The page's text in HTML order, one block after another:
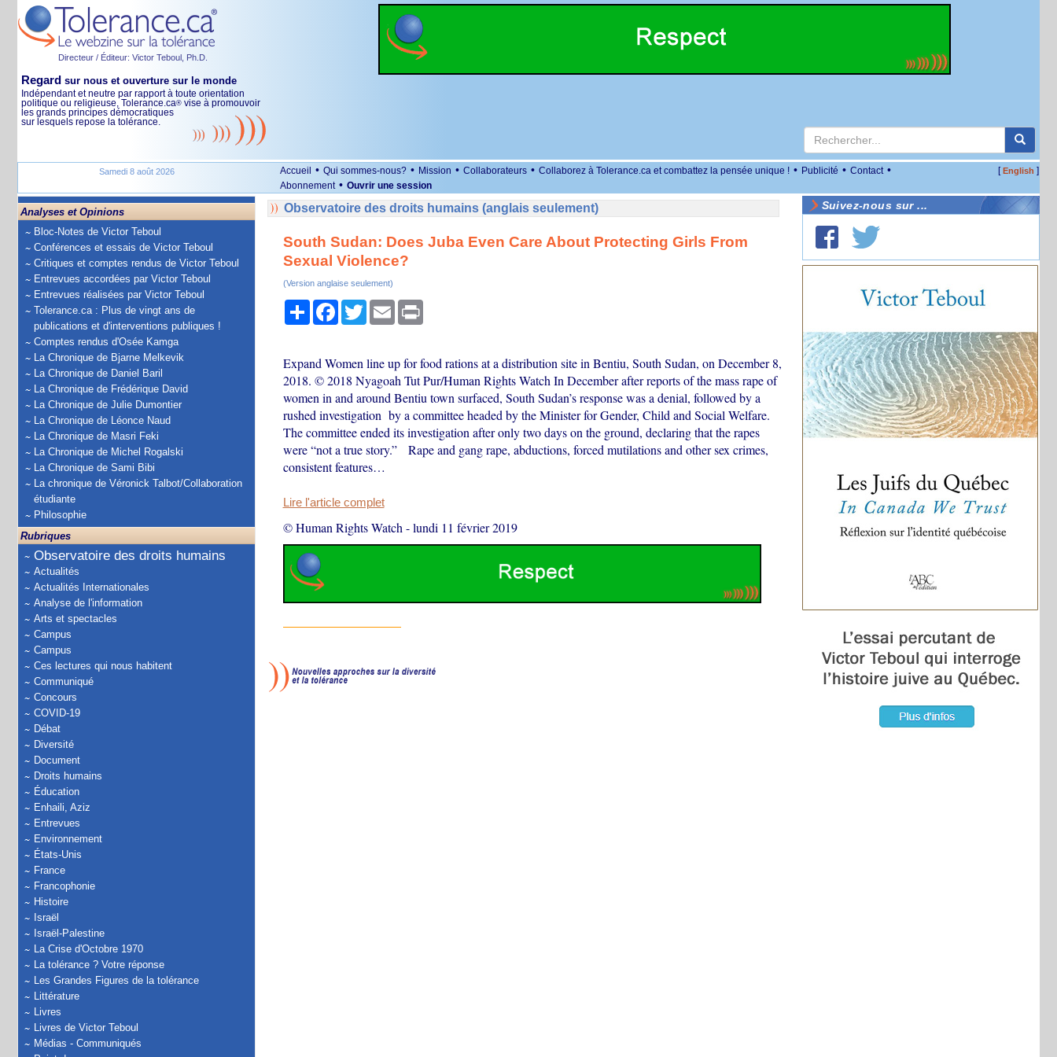
Directeur / Éditeur: Victor Teboul, Ph.D.
Regard sur nous et ouverture sur le monde
Indépendant et neutre par rapport à toute orientation
politique ou religieuse, Tolerance.ca® vise à promouvoir
les grands principes démocratiques
sur lesquels repose la tolérance.
Samedi 8 août 2026 Accueil • Qui sommes-nous? • Mission • Collaborateurs • Collaborez à Tolerance.ca et combattez la pensée unique ! • Publicité • Contact •
Abonnement • Ouvrir une session
[English ]
Analyses et Opinions
Bloc-Notes de Victor Teboul
Conférences et essais de Victor Teboul
Critiques et comptes rendus de Victor Teboul
Entrevues accordées par Victor Teboul
Entrevues réalisées par Victor Teboul
Tolerance.ca : Plus de vingt ans de
publications et d'interventions publiques !
Comptes rendus d'Osée Kamga
La Chronique de Bjarne Melkevik
La Chronique de Daniel Baril
La Chronique de Frédérique David
La Chronique de Julie Dumontier
La Chronique de Léonce Naud
La Chronique de Masri Feki
La Chronique de Michel Rogalski
La Chronique de Sami Bibi
La chronique de Véronick Talbot/Collaboration
étudiante
Philosophie
Rubriques
Observatoire des droits humains
Actualités
Actualités Internationales
Analyse de l'information
Arts et spectacles
Campus
Campus
Ces lectures qui nous habitent
Communiqué
Concours
COVID-19
Débat
Diversité
Document
Droits humains
Éducation
Enhaili, Aziz
Entrevues
Environnement
États-Unis
France
Francophonie
Histoire
Israël
Israël-Palestine
La Crise d'Octobre 1970
La tolérance ? Votre réponse
Les Grandes Figures de la tolérance
Littérature
Livres
Livres de Victor Teboul
Médias - Communiqués
Observatoire des droits humains (anglais seulement)
South Sudan: Does Juba Even Care About Protecting Girls From
Sexual Violence?
(Version anglaise seulement)
PartagerFacebook
TwitterEmail Print
Expand Women line up for food rations at a distribution site in Bentiu, South Sudan, on December 8,
2018. © 2018 Nyagoah Tut Pur/Human Rights Watch In December after reports of the mass rape of
women in and around Bentiu town surfaced, South Sudan’s response was a denial, followed by a
rushed investigation by a committee headed by the Minister for Gender, Child and Social Welfare.
The committee ended its investigation after only two days on the ground, declaring that the rapes
were “not a true story.” Rape and gang rape, abductions, forced mutilations and other sex crimes,
consistent features…
Lire l'article complet
© Human Rights Watch -lundi 11 février 2019
Suivez-nous sur ...